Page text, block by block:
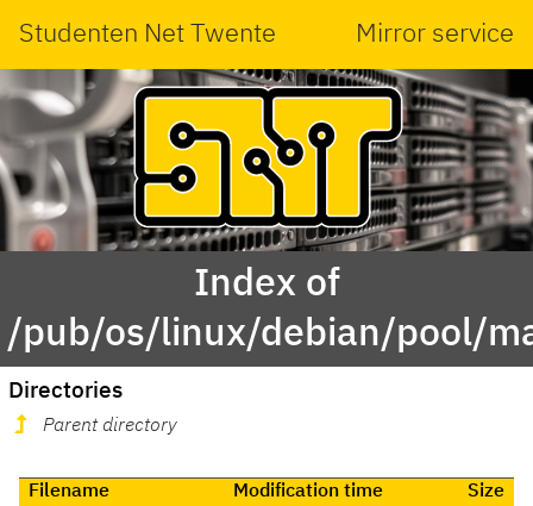
Studenten Net Twente Mirror service
Index of
/pub/os/linux/debian/pool/
Directories
Parent directory
Filename Modification time
Size